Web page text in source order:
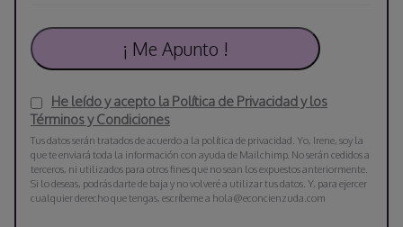
He leído y acepto la Política de Privacidad y los
Términos y Condiciones
Tus datos serán tratados de acuerdo a la política de privacidad. Yo, Irene, soy la
que te enviará toda la información con ayuda de Mailchimp. No serán cedidos a
terceros, ni utilizados para otros fines que no sean los expuestos anteriormente.
Si lo deseas, podrás darte de baja y no volveré a utilizar tus datos. Y, para ejercer
cualquier derecho que tengas, escríbeme a hola@econcienzuda.com